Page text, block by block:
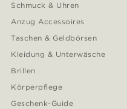
Schmuck & Uhren
Anzug Accessoires
Taschen & Geldbörsen
Kleidung & Unterwäsche
Brillen
Körperpflege
Geschenk-Guide